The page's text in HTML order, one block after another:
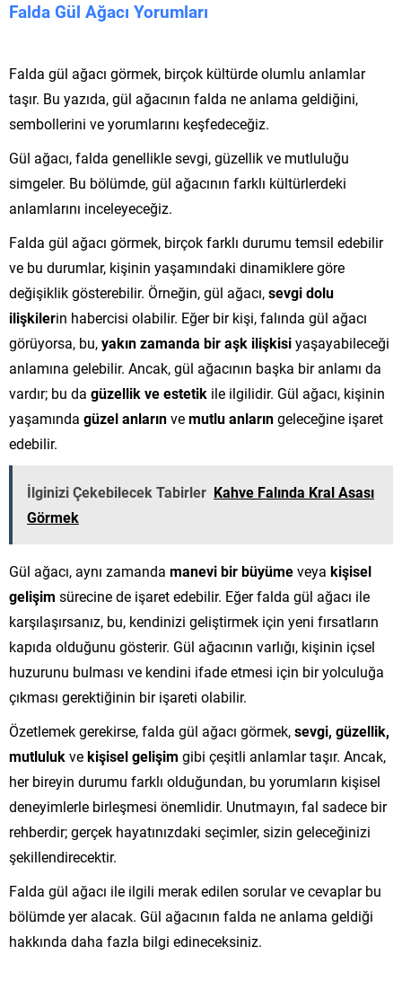
Falda Gül Ağacı Yorumları
Falda gül ağacı görmek, birçok kültürde olumlu anlamlar
taşır. Bu yazıda, gül ağacının falda ne anlama geldiğini,
sembollerini ve yorumlarını keşfedeceğiz.
Gül ağacı, falda genellikle sevgi, güzellik ve mutluluğu
simgeler. Bu bölümde, gül ağacının farklı kültürlerdeki
anlamlarını inceleyeceğiz.
Falda gül ağacı görmek, birçok farklı durumu temsil edebilir
ve bu durumlar, kişinin yaşamındaki dinamiklere göre
değişiklik gösterebilir. Örneğin, gül ağacı,sevgi dolu
ilişkilerin habercisi olabilir. Eğer bir kişi, falında gül ağacı
görüyorsa, bu,yakın zamanda bir aşk ilişkisiyaşayabileceği
anlamına gelebilir. Ancak, gül ağacının başka bir anlamı da
vardır; bu da güzellik ve estetik ile ilgilidir. Gül ağacı, kişinin
yaşamında güzel anlarınvemutlu anlarıngeleceğine işaret
edebilir.
İlginizi Çekebilecek Tabirler Kahve Falında Kral Asası
Görmek
Gül ağacı, aynı zamanda manevi bir büyümeveya kişisel
gelişim sürecine de işaret edebilir. Eğer falda gül ağacı ile
karşılaşırsanız, bu, kendinizi geliştirmek için yeni fırsatların
kapıda olduğunu gösterir. Gül ağacının varlığı, kişinin içsel
huzurunu bulması ve kendini ifade etmesi için bir yolculuğa
çıkması gerektiğinin bir işareti olabilir.
Özetlemek gerekirse, falda gül ağacı görmek,sevgi, güzellik,
mutlulukvekişisel gelişim gibi çeşitli anlamlar taşır. Ancak,
her bireyin durumu farklı olduğundan, bu yorumların kişisel
deneyimlerle birleşmesi önemlidir. Unutmayın, fal sadece bir
rehberdir; gerçek hayatınızdaki seçimler, sizin geleceğinizi
şekillendirecektir.
Falda gül ağacı ile ilgili merak edilen sorular ve cevaplar bu
bölümde yer alacak. Gül ağacının falda ne anlama geldiği
hakkında daha fazla bilgi edineceksiniz.